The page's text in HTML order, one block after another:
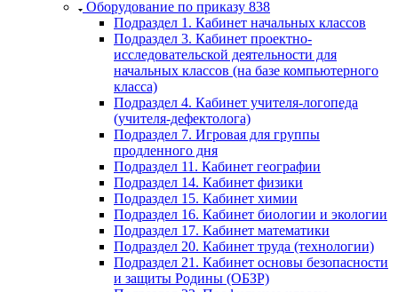
Оборудование по приказу 838
Подраздел 1. Кабинет начальных классов
Подраздел 3. Кабинет проектно-
исследовательской деятельности для
начальных классов (на базе компьютерного
класса)
Подраздел 4. Кабинет учителя-логопеда
(учителя-дефектолога)
Подраздел 7. Игровая для группы
продленного дня
Подраздел 11. Кабинет географии
Подраздел 14. Кабинет физики
Подраздел 15. Кабинет химии
Подраздел 16. Кабинет биологии и экологии
Подраздел 17. Кабинет математики
Подраздел 20. Кабинет труда (технологии)
Подраздел 21. Кабинет основы безопасности
и защиты Родины (ОБЗР)